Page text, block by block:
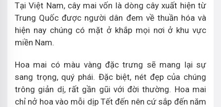
Tại Việt Nam, cây mai vốn là dòng cây xuất hiện từ
Trung Quốc được người dân đem về thuần hóa và
hiện nay chúng có mặt ở khắp mọi nơi ở khu vực
miền Nam.
Hoa mai có màu vàng đặc trưng sẽ mang lại sự
sang trọng, quý phái. Đặc biệt, nét đẹp của chúng
trông giản dị, rất gần gũi với đời thường. Hoa mai
chỉ nở hoa vào mỗi dịp Tết đến nên cứ sắp đến năm